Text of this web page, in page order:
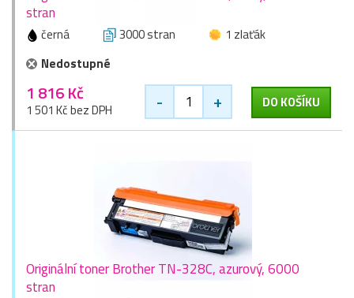
stran
černá 3000 stran
1 zlaťák
Nedostupné
1 816 Kč
1 501 Kč bez DPH - + DO KOŠÍKU
Originální toner Brother TN-328C, azurový, 6000
stran